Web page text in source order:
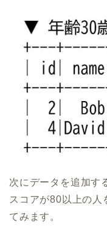
次にデータを追加す
スコアが80以上の人
てみます。